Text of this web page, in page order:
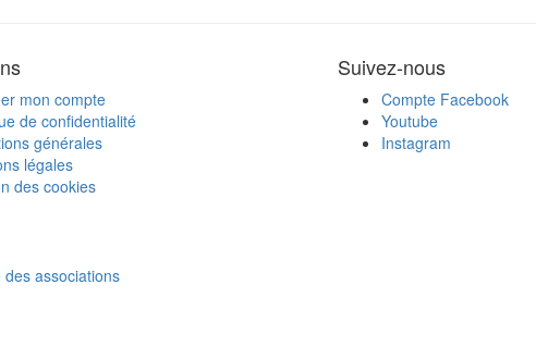
mon compte
de confidentialité
générales
légales
des cookies
Suivez-nous
Compte Facebook
Youtube
Instagram
associations